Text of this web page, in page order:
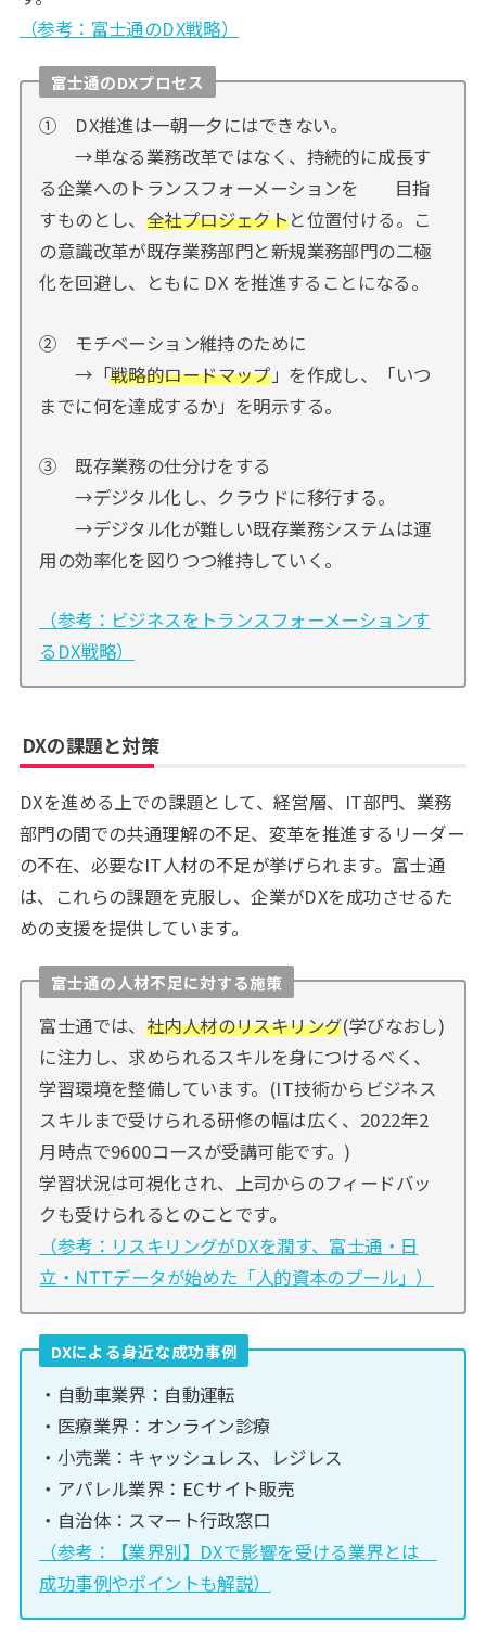
（参考：富士通のDX戦略）
富士通のDXプロセス
① DX推進は一朝一夕にはできない。
→単なる業務改革ではなく、持続的に成長す
る企業へのトランスフォーメーションを 目指
すものとし、 全社プロジェクトと位置付ける。こ
の意識改革が既存業務部門と新規業務部門の二極
化を回避し、ともに DX を推進することになる。
② モチベーション維持のために
→「戦略的ロードマップ」を作成し、「いつ
までに何を達成するか」を明示する。
③ 既存業務の仕分けをする
→デジタル化し、クラウドに移行する。
→デジタル化が難しい既存業務システムは運
用の効率化を図りつつ維持していく。
（参考：ビジネスをトランスフォーメーションす
るDX戦略）
DXの課題と対策
DXを進める上での課題として、経営層、IT部門、業務
部門の間での共通理解の不足、変革を推進するリーダー
の不在、必要なIT人材の不足が挙げられます。富士通
は、これらの課題を克服し、企業がDXを成功させるた
めの支援を提供しています。
富士通の人材不足に対する施策
富士通では、 社内人材のリスキリング(学びなおし)
に注力し、求められるスキルを身につけるべく、
学習環境を整備しています。(IT技術からビジネス
スキルまで受けられる研修の幅は広く、2022年2
月時点で9600コースが受講可能です。)
学習状況は可視化され、上司からのフィードバッ
クも受けられるとのことです。
（参考：リスキリングがDXを潤す、富士通・日
立・NTTデータが始めた「人的資本のプール」）
DXによる身近な成功事例
・自動車業界：自動運転
・医療業界：オンライン診療
・小売業：キャッシュレス、レジレス
・アパレル業界：ECサイト販売
・自治体：スマート行政窓口
（参考：【業界別】DXで影響を受ける業界とは
成功事例やポイントも解説）